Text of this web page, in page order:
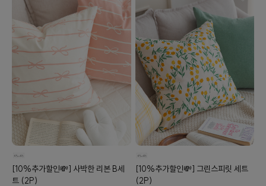
[10%추가할인💸] 사박한 리본 B세
트 (2P)
[10%추가할인💸] 그린스피릿 세트
(2P)